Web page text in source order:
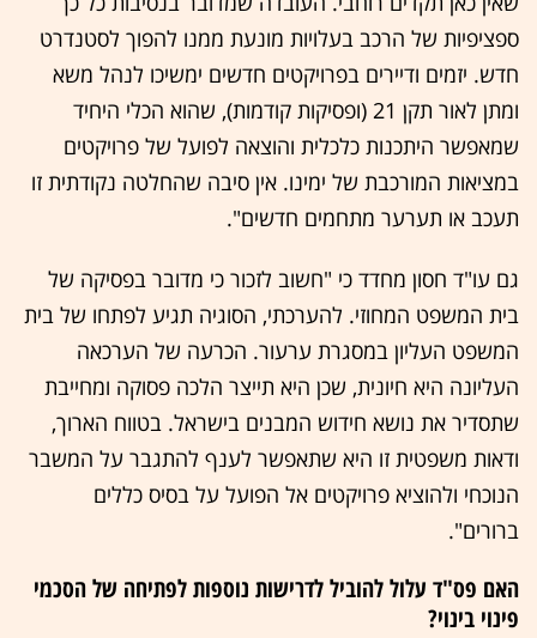
ספציפיות של הרכב בעלויות מונעת ממנו להפוך לסטנדרט
חדש. יזמים ודיירים בפרויקטים חדשים ימשיכו לנהל משא
ומתן לאור תקן 21 (ופסיקות קודמות), שהוא הכלי היחיד
שמאפשר היתכנות כלכלית והוצאה לפועל של פרויקטים
במציאות המורכבת של ימינו. אין סיבה שהחלטה נקודתית זו
תעכב או תערער מתחמים חדשים".
גם עו"ד חסון מחדד כי "חשוב לזכור כי מדובר בפסיקה של
בית המשפט המחוזי. להערכתי, הסוגיה תגיע לפתחו של בית
המשפט העליון במסגרת ערעור. הכרעה של הערכאה
העליונה היא חיונית, שכן היא תייצר הלכה פסוקה ומחייבת
שתסדיר את נושא חידוש המבנים בישראל. בטווח הארוך,
ודאות משפטית זו היא שתאפשר לענף להתגבר על המשבר
הנוכחי ולהוציא פרויקטים אל הפועל על בסיס כללים
ברורים".
האם פס"ד עלול להוביל לדרישות נוספות לפתיחה של הסכמי
פינוי בינוי?